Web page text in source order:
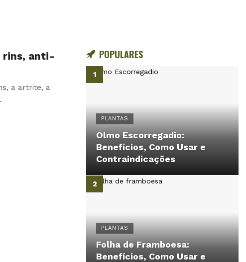
rins, anti-
a artrite, a
POPULARES
PLANTAS
Olmo Escorregadio:
Benefícios, Como Usar e
Contraindicações
PLANTAS
Folha de Framboesa:
Benefícios, Como Usar e